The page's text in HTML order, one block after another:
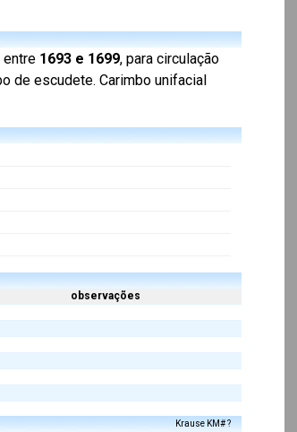
entre 1693 e 1699, para circulação
de escudete. Carimbo unifacial
observações
Krause KM# ?